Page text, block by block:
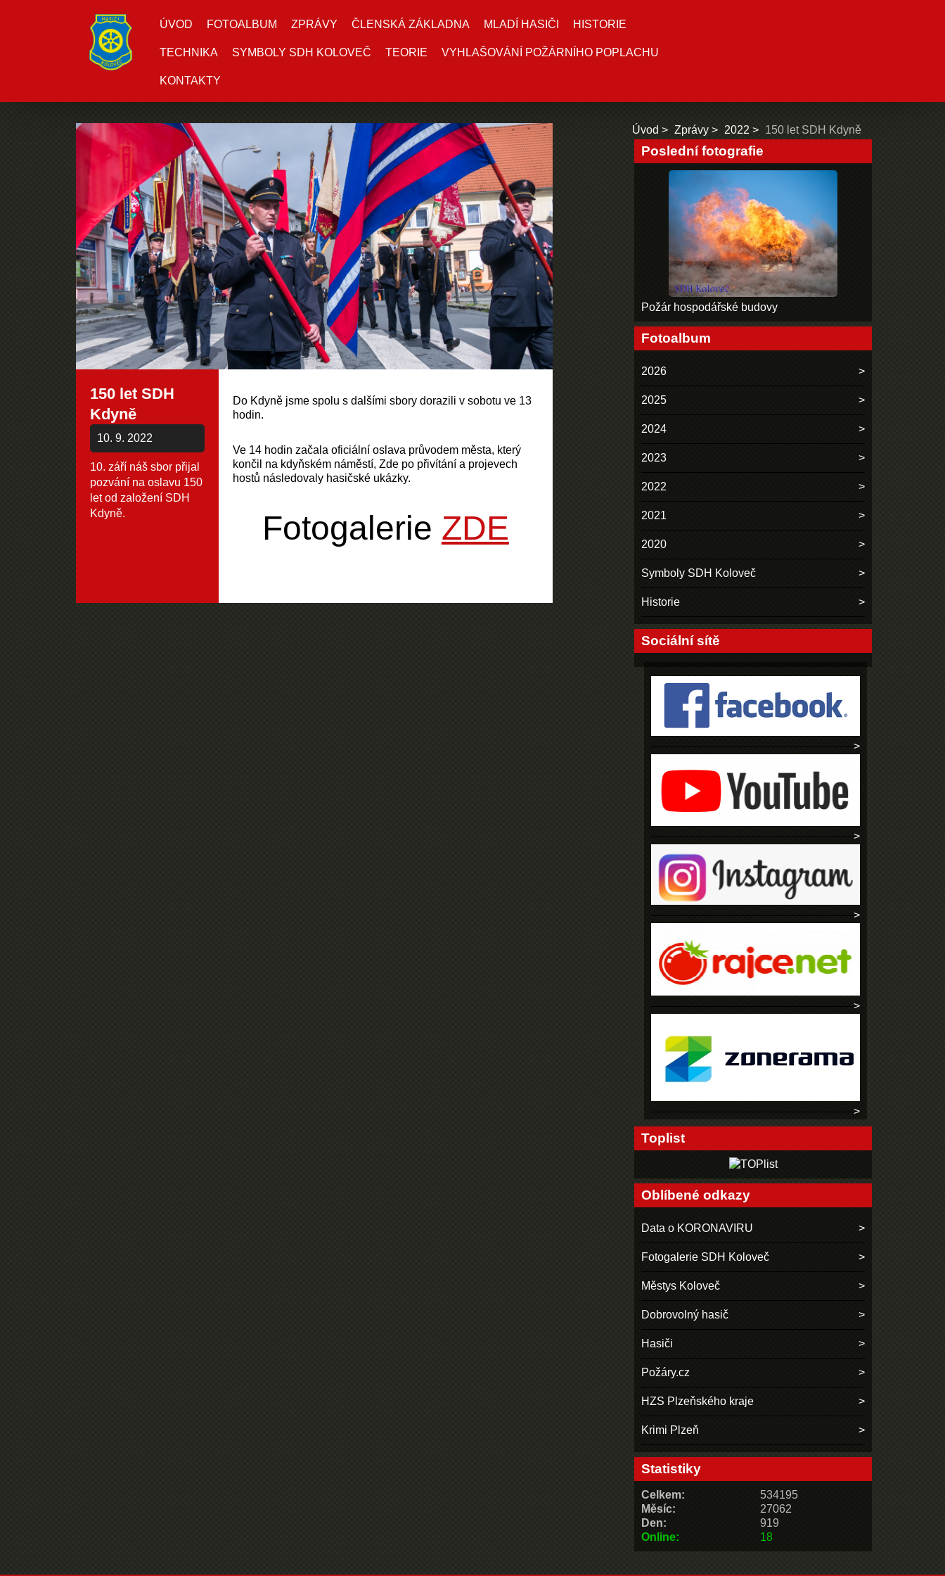
ÚVOD FOTOALBUM ZPRÁVY ČLENSKÁ ZÁKLADNA MLADÍ HASIČI HISTORIE
TECHNIKA SYMBOLY SDH KOLOVEČ TEORIE VYHLAŠOVÁNÍ POŽÁRNÍHO POPLACHU
KONTAKTY
150 let SDH
Kdyně
10. 9. 2022
10. září náš sbor přijal
pozvání na oslavu 150
let od založení SDH
Kdyně.
Do Kdyně jsme spolu s dalšími sbory dorazili v sobotu ve 13
hodin.
Ve 14 hodin začala oficiální oslava průvodem města, který
končil na kdyňském náměstí, Zde po přivítání a projevech
hostů následovaly hasičské ukázky.
Fotogalerie ZDE
Úvod Zprávy 2022 150 let SDH Kdyně
Poslední fotografie
Požár hospodářské budovy
Fotoalbum
2026
2025
2024
2023
2022
2021
2020
Symboly SDH Koloveč
Historie
Sociální sítě
Toplist
Oblíbené odkazy
Data o KORONAVIRU
Fotogalerie SDH Koloveč
Městys Koloveč
Dobrovolný hasič
Hasiči
Požáry.cz
HZS Plzeňského kraje
Krimi Plzeň
Statistiky
Online: 18
Celkem:
534195
Měsíc:
27062
Den:
919